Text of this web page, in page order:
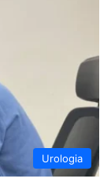
Urologia